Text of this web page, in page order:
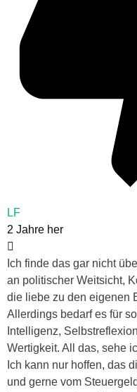
LF
2 Jahre her
Ich finde das gar nicht
an politischer Weitsicht,
die liebe zu den eigenen
Allerdings bedarf es für
Intelligenz,
Wertigkeit. All das, sehe
Ich kann nur hoffen, das
und gerne vom